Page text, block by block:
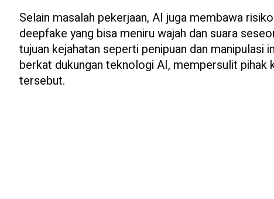
Selain masalah pekerjaan, AI juga membawa
deepfake yang bisa meniru wajah dan suara
tujuan kejahatan seperti penipuan dan
berkat dukungan teknologi AI, mempersulit pihak
tersebut.